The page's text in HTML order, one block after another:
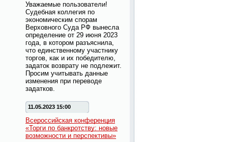
Уважаемые пользователи!
Судебная коллегия по
экономическим спорам
Верховного Суда РФ вынесла
определение от 29 июня 2023
года, в котором разъяснила,
что единственному участнику
торгов, как и их победителю,
задаток возврату не подлежит.
Просим учитывать данные
изменения при переводе
задатков.
11.05.2023 15:00
Всероссийская конференция
«Торги по банкротству: новые
возможности и перспективы»